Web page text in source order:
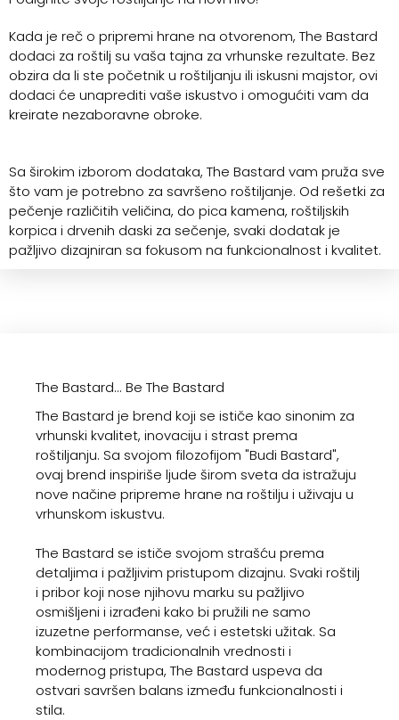
Kada je reč o pripremi hrane na otvorenom, The Bastard
dodaci za roštilj su vaša tajna za vrhunske rezultate. Bez
obzira da li ste početnik u roštiljanju ili iskusni majstor, ovi
dodaci će unaprediti vaše iskustvo i omogućiti vam da
kreirate nezaboravne obroke.
Sa širokim izborom dodataka, The Bastard vam pruža sve
što vam je potrebno za savršeno roštiljanje. Od rešetki za
pečenje različitih veličina, do pica kamena, roštiljskih
korpica i drvenih daski za sečenje, svaki dodatak je
pažljivo dizajniran sa fokusom na funkcionalnost i kvalitet.
The Bastard... Be The Bastard
The Bastard je brend koji se ističe kao sinonim za
vrhunski kvalitet, inovaciju i strast prema
roštiljanju. Sa svojom filozofijom "Budi Bastard",
ovaj brend inspiriše ljude širom sveta da istražuju
nove načine pripreme hrane na roštilju i uživaju u
vrhunskom iskustvu.
The Bastard se ističe svojom strašću prema
detaljima i pažljivim pristupom dizajnu. Svaki roštilj
i pribor koji nose njihovu marku su pažljivo
osmišljeni i izrađeni kako bi pružili ne samo
izuzetne performanse, već i estetski užitak. Sa
kombinacijom tradicionalnih vrednosti i
modernog pristupa, The Bastard uspeva da
ostvari savršen balans između funkcionalnosti i
stila.